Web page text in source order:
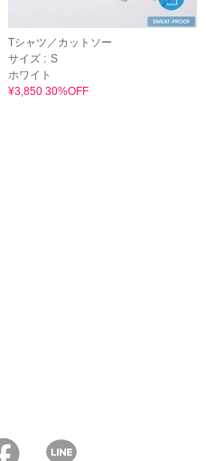
Tシャツ／カットソー
サイズ : S
ホワイト
¥3,850 30%OFF
facebook